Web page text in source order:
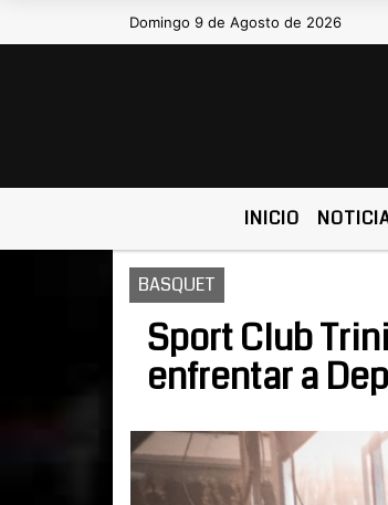
Domingo 9 de Agosto de 2026
Hoy es Domingo 9 de
INICIO
BASQUET
Sport Club
enfrentar a